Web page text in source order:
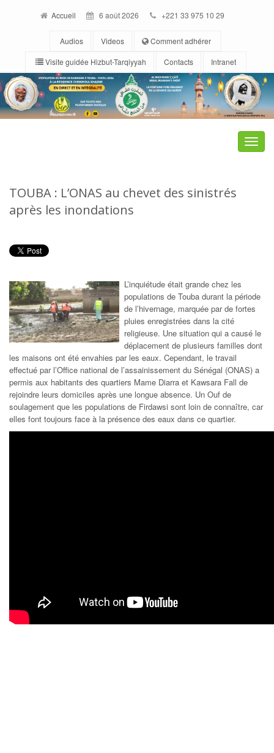
Accueil 6 août 2026 +221 33 975 10 29
Audios Videos
Comment adhérer
Visite guidée Hizbut-Tarqiyyah
Contacts Intranet
Toggle
TOUBA : L’ONAS au chevet des sinistrés
après les inondations
L’inquiétude était grande chez les
populations de Touba durant la période
de l’hivernage, marquée par de fortes
pluies enregistrées dans la cité
religieuse. Une situation qui a causé le
déplacement de plusieurs familles dont
les maisons ont été envahies par les eaux. Cependant, le travail
effectué par l’Office national de l’assainissement du Sénégal (ONAS) a
permis aux habitants des quartiers Mame Diarra et Kawsara Fall de
rejoindre leurs domiciles après une longue absence. Un Ouf de
soulagement que les populations de Firdawsi sont loin de connaître, car
elles font toujours face à la présence des eaux dans ce quartier.